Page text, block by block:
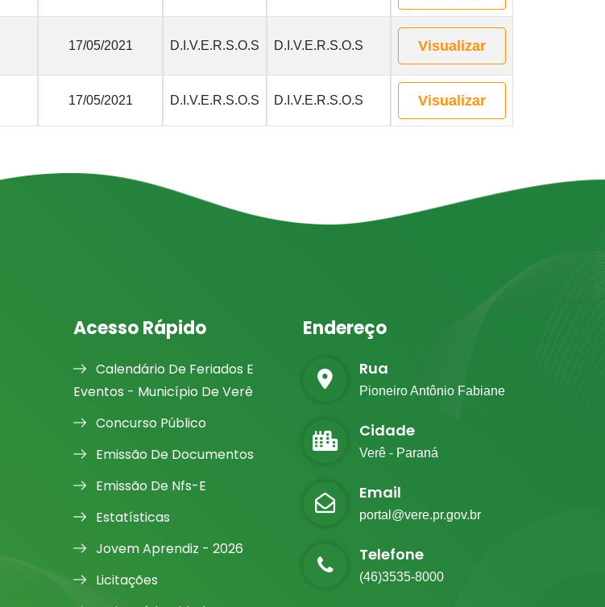
17/05/2021 D.I.V.E.R.S.O.S D.I.V.E.R.S.O.S Visualizar
17/05/2021 D.I.V.E.R.S.O.S D.I.V.E.R.S.O.S Visualizar
Acesso Rápido
Calendário De Feriados E
Eventos - Município De Verê
Concurso Público
Emissão De Documentos
Emissão De Nfs-E
Estatísticas
Jovem Aprendiz - 2026
Licitações
Endereço
Rua
Pioneiro Antônio Fabiane
Cidade
Verê - Paraná
Email
portal@vere.pr.gov.br
Telefone
(46)3535-8000